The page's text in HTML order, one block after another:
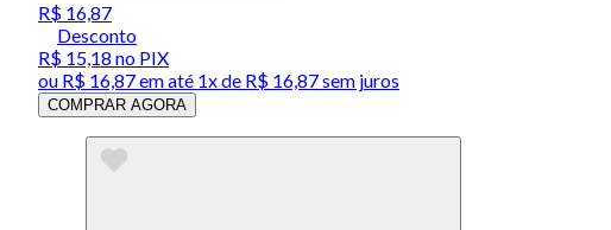
R$ 16,87
Desconto
R$ 15,18 no PIX
ou R$ 16,87em até 1x de R$ 16,87sem juros
COMPRAR AGORA